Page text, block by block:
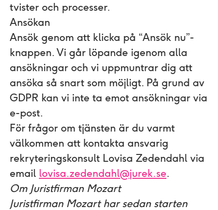
tvister och processer.
Ansökan
Ansök genom att klicka på “Ansök nu”-
knappen. Vi går löpande igenom alla
ansökningar och vi uppmuntrar dig att
ansöka så snart som möjligt. På grund av
GDPR kan vi inte ta emot ansökningar via
e-post.
För frågor om tjänsten är du varmt
välkommen att kontakta ansvarig
rekryteringskonsult Lovisa Zedendahl via
email lovisa.zedendahl@jurek.se.
Om Juristfirman Mozart
Juristfirman Mozart har sedan starten